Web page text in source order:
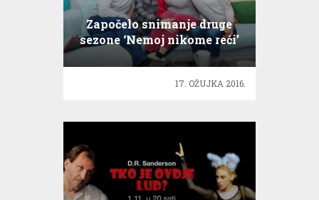
Započelo snimanje druge
sezone ‘Nemoj nikome reći’
17. OŽUJKA 2016.